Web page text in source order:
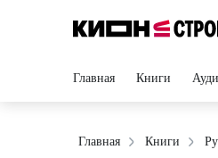
Главная Книги
Главная Книги